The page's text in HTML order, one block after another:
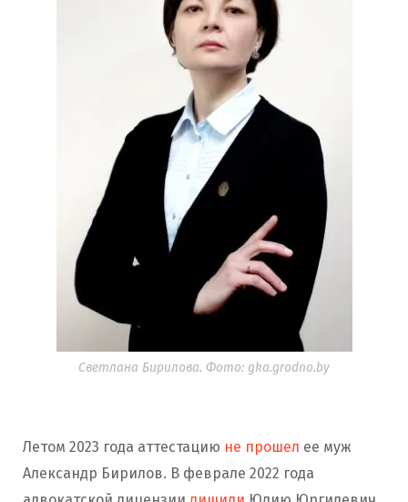
Светлана Бирилова. Фото: gka.grodno.by
Летом 2023 года аттестацию не прошел ее муж
Александр Бирилов. В феврале 2022 года